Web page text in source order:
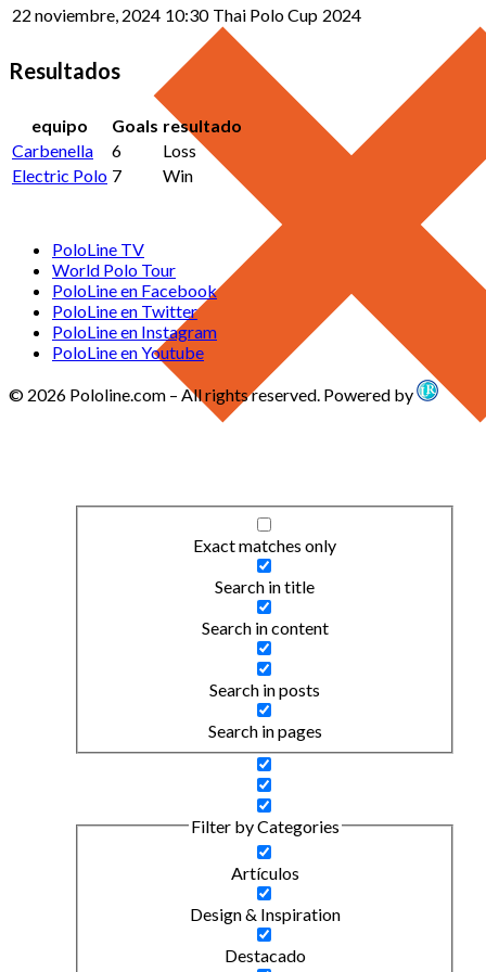
Exact matches only
Search in title
Search in content
Search in posts
Search in pages
Filter by Categories
Artículos
Design & Inspiration
Destacado
22 noviembre, 2024 10:30 Thai Polo Cup 2024
Resultados
equipo Goals resultado
Carbenella
6
Loss
Electric Polo 7 Win
PoloLine TV
World Polo Tour
PoloLine en Facebook
PoloLine en Twitter
PoloLine en Instagram
PoloLine en Youtube
© 2026 Pololine.com – All rights reserved. Powered by